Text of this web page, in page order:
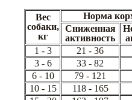
Вес
собаки,
кг
Норма
Сниженная
активность
1 - 3
21 - 36
3 - 6
33 - 82
6 - 10
79 - 121
10 - 15
118 - 165